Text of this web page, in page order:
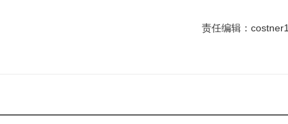
责任编辑：costner1